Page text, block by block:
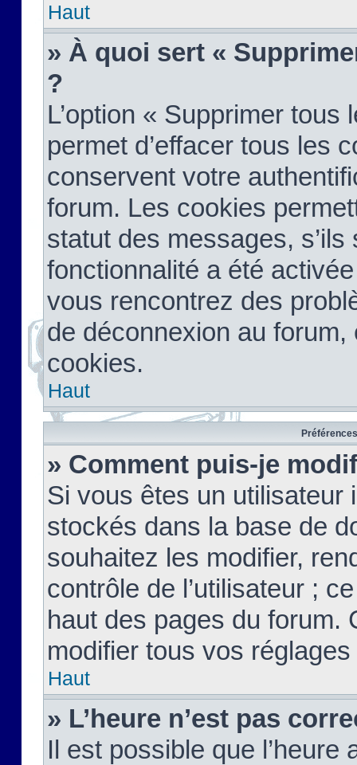
Haut
» À quoi sert «
?
L’option « Supprimer
permet d’effacer tous les
conservent votre
forum. Les cookies
statut des messages,
fonctionnalité a été
vous rencontrez des
de déconnexion au
cookies.
Haut
» Comment puis-je
Si vous êtes un
stockés dans la base de
souhaitez les modifier,
contrôle de l’utilisateur ;
haut des pages du forum.
modifier tous vos
Haut
» L’heure n’est pas
Il est possible que